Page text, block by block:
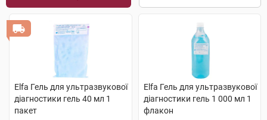
Elfa Гель для ультразвукової
діагностики гель 40 мл 1
пакет
Elfa Гель для ультразвукової
діагностики гель 1 000 мл 1
флакон